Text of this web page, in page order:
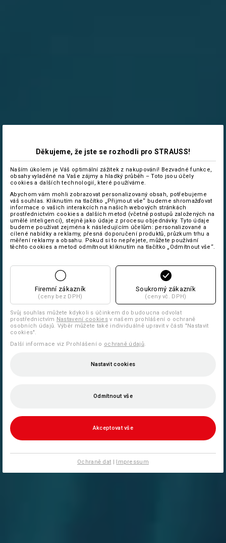
Děkujeme, že jste se rozhodli pro STRAUSS!
Naším úkolem je Váš optimální zážitek z nakupování! Bezvadné funkce,
obsahy vyladěné na Vaše zájmy a hladký průběh – Toto jsou účely
cookies a dalších technologií, které používáme.
Abychom vám mohli zobrazovat personalizovaný obsah, potřebujeme
váš souhlas. Kliknutím na tlačítko „Přijmout vše“ budeme shromažďovat
informace o vašich interakcích na našich webových stránkách
prostřednictvím cookies a dalších metod (včetně postupů založených na
umělé inteligenci), stejně jako údaje z procesu objednávky. Tyto údaje
budeme používat zejména k následujícím účelům: personalizované a
cílené nabídky a reklamy, přesná doporučení produktů, průzkum trhu a
měření reklamy a obsahu. Pokud si to nepřejete, můžete používání
těchto cookies a metod odmítnout kliknutím na tlačítko „Odmítnout vše“.
Firemní zákazník
(ceny bez DPH)
Soukromý zákazník
(ceny vč. DPH)
Svůj souhlas můžete kdykoli s účinkem do budoucna odvolat
prostřednictvím Nastavení cookiesv našem prohlášení o ochraně
osobních údajů. Výběr můžete také individuálně upravit v části "Nastavit
cookies".
Další informace viz Prohlášení o ochraně údajů.
Nastavit cookies
Odmítnout vše
Akceptovat vše
Ochraně dat | Impressum